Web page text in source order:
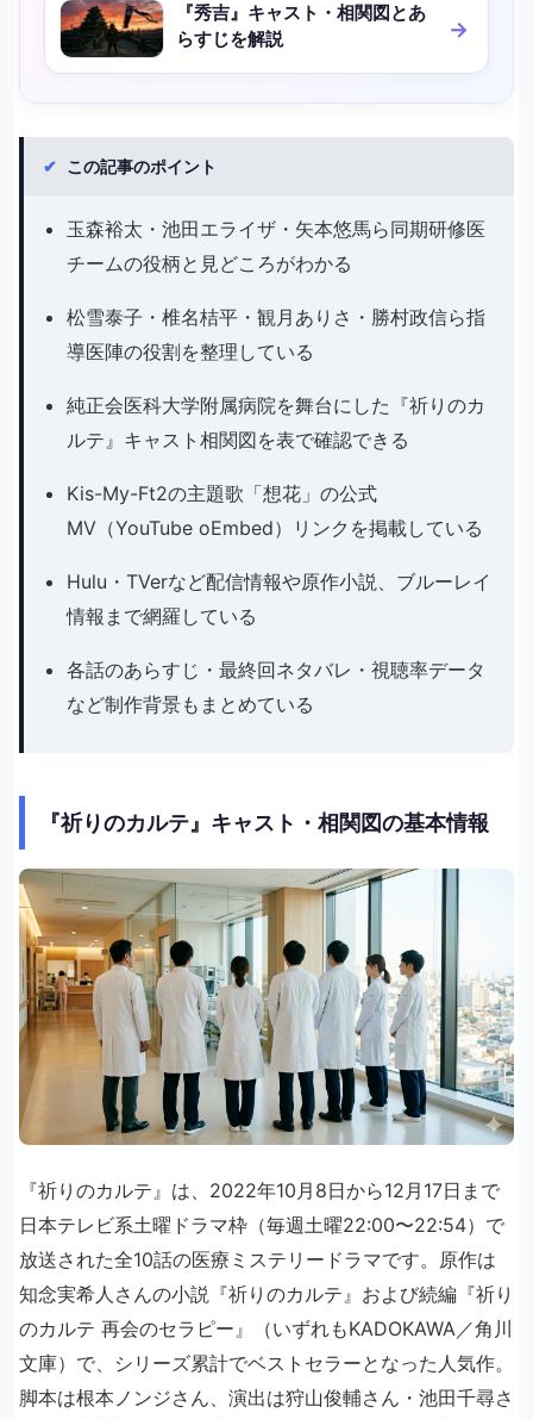
『秀吉』キャスト・相関図とあ
らすじを解説
✔ この記事のポイント
玉森裕太・池田エライザ・矢本悠馬ら同期研修医
チームの役柄と見どころがわかる
松雪泰子・椎名桔平・観月ありさ・勝村政信ら指
導医陣の役割を整理している
純正会医科大学附属病院を舞台にした『祈りのカ
ルテ』キャスト相関図を表で確認できる
Kis-My-Ft2の主題歌「想花」の公式
MV（YouTube oEmbed）リンクを掲載している
Hulu・TVerなど配信情報や原作小説、ブルーレイ
情報まで網羅している
各話のあらすじ・最終回ネタバレ・視聴率データ
など制作背景もまとめている
『祈りのカルテ』キャスト・相関図の基本情報
『祈りのカルテ』は、2022年10月8日から12月17日まで
日本テレビ系土曜ドラマ枠（毎週土曜22:00〜22:54）で
放送された全10話の医療ミステリードラマです。原作は
知念実希人さんの小説『祈りのカルテ』および続編『祈り
のカルテ 再会のセラピー』（いずれもKADOKAWA／角川
文庫）で、シリーズ累計でベストセラーとなった人気作。
脚本は根本ノンジさん、演出は狩山俊輔さん・池田千尋さ